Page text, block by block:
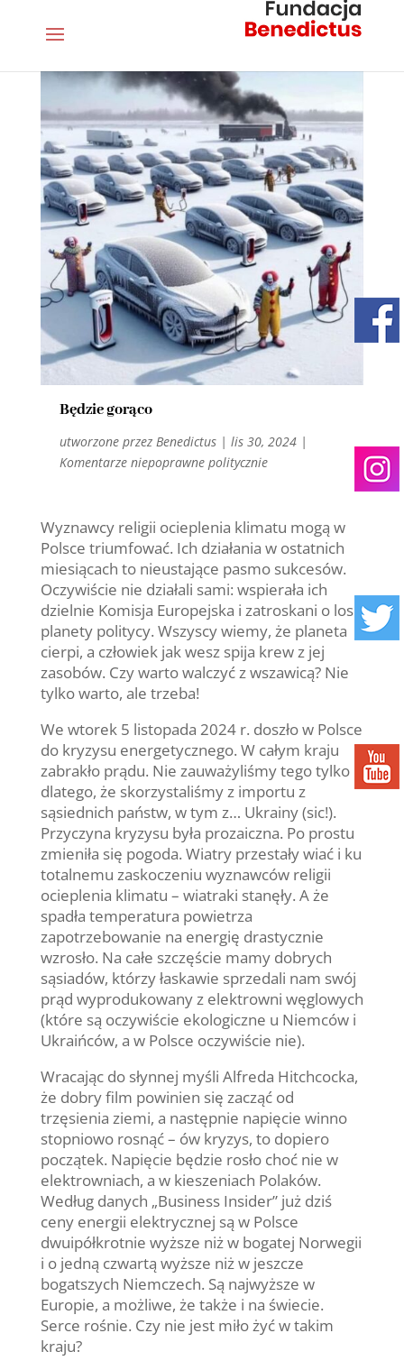
Będzie gorąco
utworzone przez Benedictus| lis 30, 2024|
Komentarze niepoprawne politycznie
Wyznawcy religii ocieplenia klimatu mogą w
Polsce triumfować. Ich działania w ostatnich
miesiącach to nieustające pasmo sukcesów.
Oczywiście nie działali sami: wspierała ich
dzielnie Komisja Europejska i zatroskani o los
planety politycy. Wszyscy wiemy, że planeta
cierpi, a człowiek jak wesz spija krew z jej
zasobów. Czy warto walczyć z wszawicą? Nie
tylko warto, ale trzeba!
We wtorek 5 listopada 2024 r. doszło w Polsce
do kryzysu energetycznego. W całym kraju
zabrakło prądu. Nie zauważyliśmy tego tylko
dlatego, że skorzystaliśmy z importu z
sąsiednich państw, w tym z… Ukrainy (sic!).
Przyczyna kryzysu była prozaiczna. Po prostu
zmieniła się pogoda. Wiatry przestały wiać i ku
totalnemu zaskoczeniu wyznawców religii
ocieplenia klimatu – wiatraki stanęły. A że
spadła temperatura powietrza
zapotrzebowanie na energię drastycznie
wzrosło. Na całe szczęście mamy dobrych
sąsiadów, którzy łaskawie sprzedali nam swój
prąd wyprodukowany z elektrowni węglowych
(które są oczywiście ekologiczne u Niemców i
Ukraińców, a w Polsce oczywiście nie).
Wracając do słynnej myśli Alfreda Hitchcocka,
że dobry film powinien się zacząć od
trzęsienia ziemi, a następnie napięcie winno
stopniowo rosnąć – ów kryzys, to dopiero
początek. Napięcie będzie rosło choć nie w
elektrowniach, a w kieszeniach Polaków.
Według danych „Business Insider” już dziś
ceny energii elektrycznej są w Polsce
dwuipółkrotnie wyższe niż w bogatej Norwegii
i o jedną czwartą wyższe niż w jeszcze
bogatszych Niemczech. Są najwyższe w
Europie, a możliwe, że także i na świecie.
Serce rośnie. Czy nie jest miło żyć w takim
kraju?